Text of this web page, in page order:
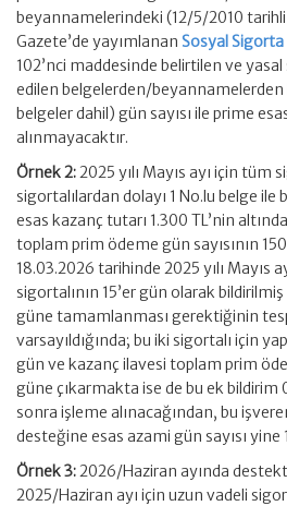
beyannamelerindeki (12/5/2010 tarihli
Gazete’de yayımlanan Sosyal
102’nci maddesinde belirtilen ve
edilen belgelerden/beyannamelerden
belgeler dahil) gün sayısı ile prime
alınmayacaktır.
Örnek 2:2025 yılı Mayıs ayı için tüm
sigortalılardan dolayı 1 No.lu belge
esas kazanç tutarı 1.300 TL’nin
toplam prim ödeme gün sayısının
18.03.2026 tarihinde 2025 yılı Mayıs
sigortalının 15’er gün olarak
güne tamamlanması gerektiğinin
varsayıldığında; bu iki sigortalı için
gün ve kazanç ilavesi toplam prim
güne çıkarmakta ise de bu ek bildirim
sonra işleme alınacağından, bu
desteğine esas azami gün sayısı yine
Örnek 3:2026/Haziran ayında
2025/Haziran ayı için uzun vadeli